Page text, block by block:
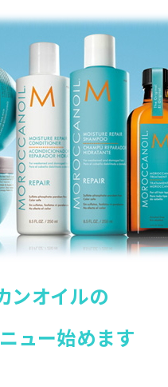
ンオイルの
ュー始めます